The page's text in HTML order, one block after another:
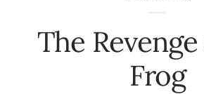
The
Frog